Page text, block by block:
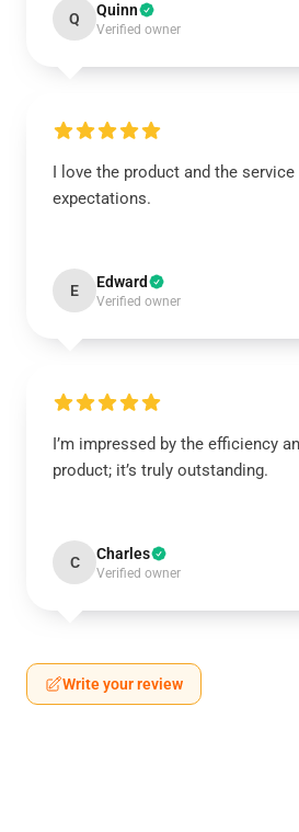
Q Quinn
Verified owner
I love the product and the service
expectations.
E Edward
Verified owner
I’m impressed by the efficiency
product; it’s truly outstanding.
C Charles
Verified owner
Write your review